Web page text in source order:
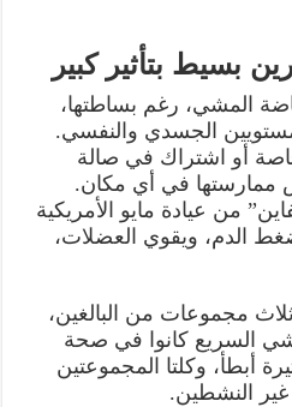
بسيط بتأثير كبير
المشي، رغم بساطتها،
الجسدي والنفسي.
أو اشتراك في صالة
ممارستها في أي مكان.
من عيادة مايو الأمريكية
الدم، ويقوي العضلات،
مجموعات من البالغين،
السريع كانوا في صحة
أبطأ، وكلتا المجموعتين
النشطين.